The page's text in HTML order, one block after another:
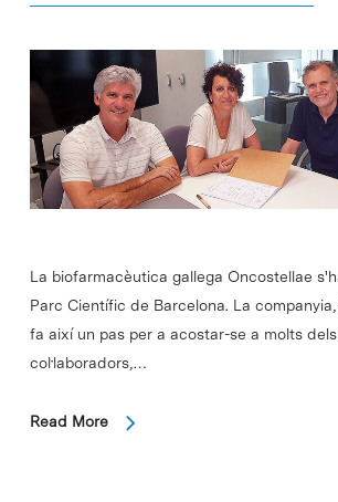
La biofarmacèutica gallega Oncostellae
Parc Científic de Barcelona. La
fa així un pas per a acostar-se a molts
col·laboradors,…
Read More